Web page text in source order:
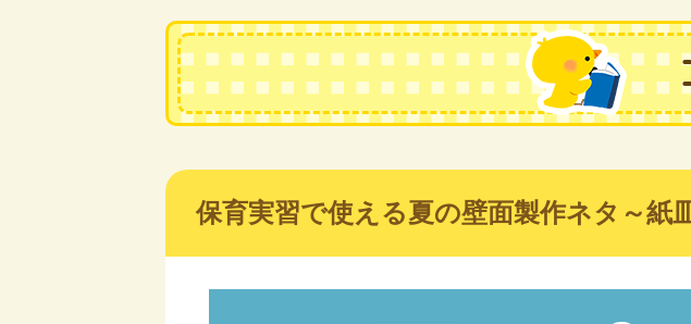
保育実習で使える夏の壁面製作ネタ～紙